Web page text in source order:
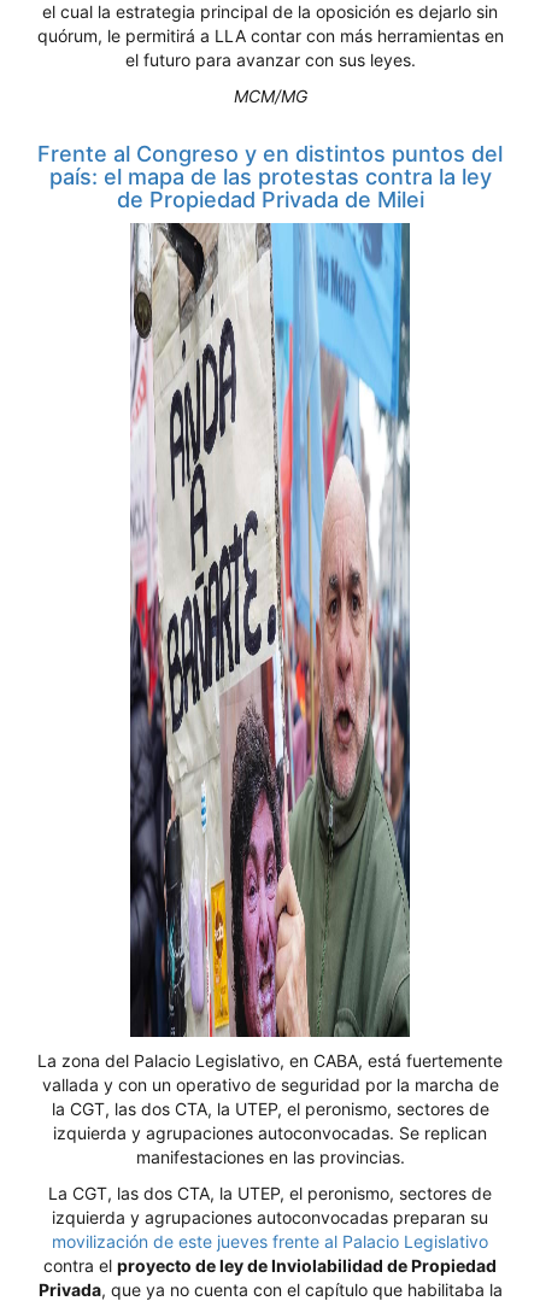
el cual la estrategia principal de la oposición es dejarlo sin
quórum, le permitirá a LLA contar con más herramientas en
el futuro para avanzar con sus leyes.
MCM/MG
Frente al Congreso y en distintos puntos del
país: el mapa de las protestas contra la ley
de Propiedad Privada de Milei
La zona del Palacio Legislativo, en CABA, está fuertemente
vallada y con un operativo de seguridad por la marcha de
la CGT, las dos CTA, la UTEP, el peronismo, sectores de
izquierda y agrupaciones autoconvocadas. Se replican
manifestaciones en las provincias.
La CGT, las dos CTA, la UTEP, el peronismo, sectores de
izquierda y agrupaciones autoconvocadas preparan su
movilización de este jueves frente al Palacio Legislativo
contra el proyecto de ley de Inviolabilidad de Propiedad
Privada, que ya no cuenta con el capítulo que habilitaba la